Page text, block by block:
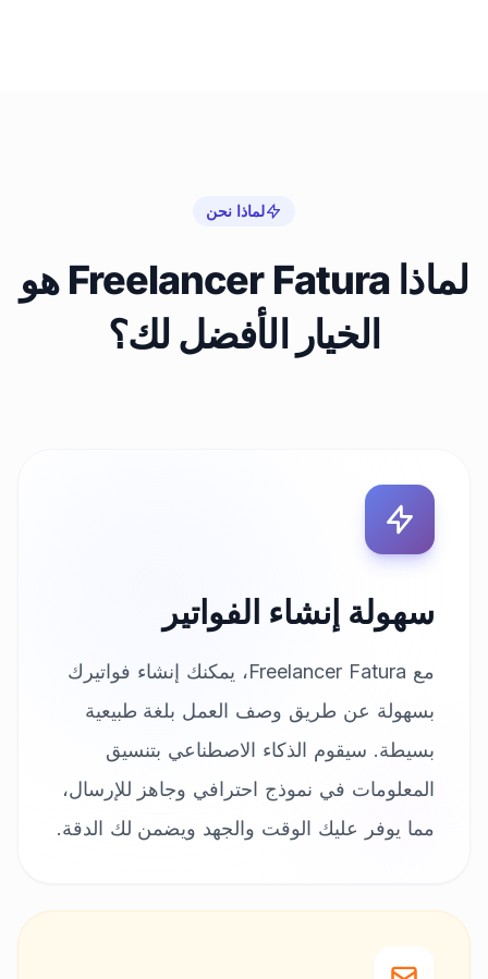
لماذا نحن
لماذا Freelancer Fatura هو
الخيار الأفضل لك؟
سهولة إنشاء الفواتير
مع Freelancer Fatura، يمكنك إنشاء فواتيرك
بسهولة عن طريق وصف العمل بلغة طبيعية
بسيطة. سيقوم الذكاء الاصطناعي بتنسيق
المعلومات في نموذج احترافي وجاهز للإرسال،
مما يوفر عليك الوقت والجهد ويضمن لك الدقة.